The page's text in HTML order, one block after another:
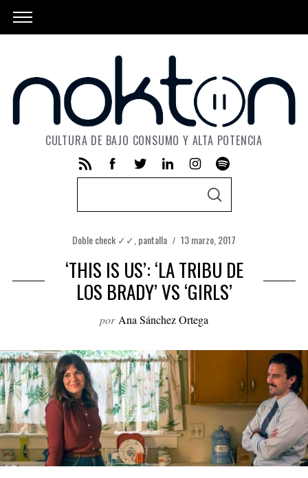
CULTURA DE BAJO CONSUMO Y ALTA POTENCIA
r
c
h
f
:
S
C
H
Doble check ✓✓,pantalla 13 marzo, 2017
‘THIS IS US’: ‘LA TRIBU DE
LOS BRADY’ VS ‘GIRLS’
por Ana Sánchez Ortega